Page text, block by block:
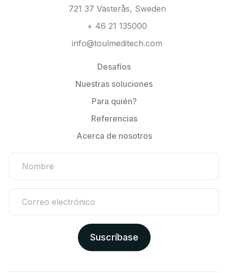
721 37 Västerås, Sweden
+ 46 21 135000
info@toulmeditech.com
Desafíos
Nuestras soluciones
Para quién?
Referencias
Acerca de nosotros